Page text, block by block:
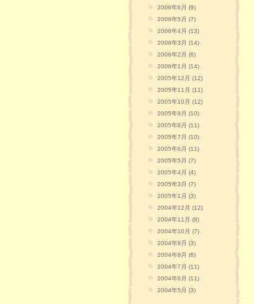
2006年6月 (9)
2006年5月 (7)
2006年4月 (13)
2006年3月 (14)
2006年2月 (6)
2006年1月 (14)
2005年12月 (12)
2005年11月 (11)
2005年10月 (12)
2005年9月 (10)
2005年8月 (11)
2005年7月 (10)
2005年6月 (11)
2005年5月 (7)
2005年4月 (4)
2005年3月 (7)
2005年1月 (3)
2004年12月 (12)
2004年11月 (8)
2004年10月 (7)
2004年9月 (3)
2004年8月 (6)
2004年7月 (11)
2004年6月 (11)
2004年5月 (3)